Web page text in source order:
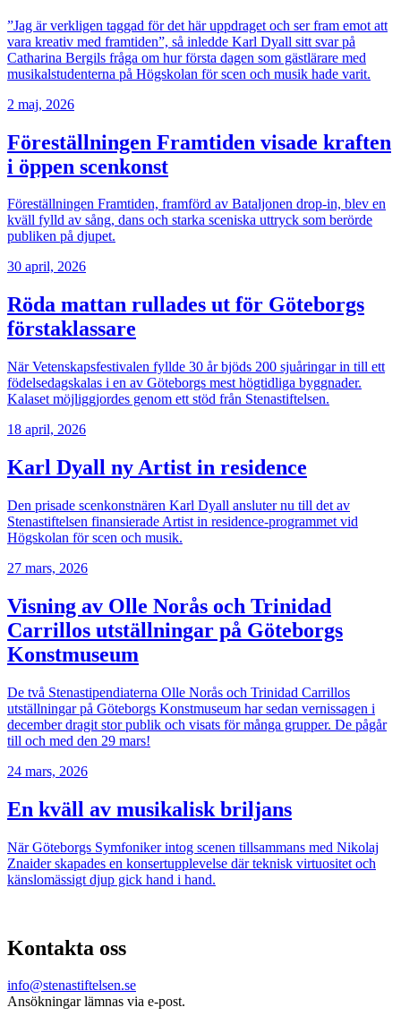
”Jag är verkligen taggad för det här uppdraget och ser fram emot att
vara kreativ med framtiden”, så inledde Karl Dyall sitt svar på
Catharina Bergils fråga om hur första dagen som gästlärare med
musikalstudenterna på Högskolan för scen och musik hade varit.
2 maj, 2026
Föreställningen Framtiden visade kraften
i öppen scenkonst
Föreställningen Framtiden, framförd av Bataljonen drop-in, blev en
kväll fylld av sång, dans och starka sceniska uttryck som berörde
publiken på djupet.
30 april, 2026
Röda mattan rullades ut för Göteborgs
förstaklassare
När Vetenskapsfestivalen fyllde 30 år bjöds 200 sjuåringar in till ett
födelsedagskalas i en av Göteborgs mest högtidliga byggnader.
Kalaset möjliggjordes genom ett stöd från Stenastiftelsen.
18 april, 2026
Karl Dyall ny Artist in residence
Den prisade scenkonstnären Karl Dyall ansluter nu till det av
Stenastiftelsen finansierade Artist in residence-programmet vid
Högskolan för scen och musik.
27 mars, 2026
Visning av Olle Norås och Trinidad
Carrillos utställningar på Göteborgs
Konstmuseum
De två Stenastipendiaterna Olle Norås och Trinidad Carrillos
utställningar på Göteborgs Konstmuseum har sedan vernissagen i
december dragit stor publik och visats för många grupper. De pågår
till och med den 29 mars!
24 mars, 2026
En kväll av musikalisk briljans
När Göteborgs Symfoniker intog scenen tillsammans med Nikolaj
Znaider skapades en konsertupplevelse där teknisk virtuositet och
känslomässigt djup gick hand i hand.
Kontakta oss
info@stenastiftelsen.se
Ansökningar lämnas via e-post.